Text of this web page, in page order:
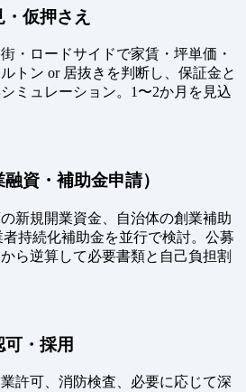
仮押さえ
・ロードサイドで家賃・坪単価・
トン or 居抜きを判断し、保証金と
ミュレーション。1〜2か月を見込
資・補助金申請）
新規開業資金、自治体の創業補助
持続化補助金を並行で検討。公募
ら逆算して必要書類と自己負担割
・採用
許可、消防検査、必要に応じて深